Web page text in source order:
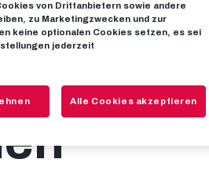
vom FC
Roten
von Drittanbietern sowie andere
zu Marketingzwecken und zur
keine optionalen Cookies setzen, es sei
jederzeit
Alle Cookies akzeptieren